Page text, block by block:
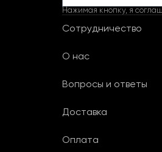
Нажимая кнопку, я
Сотрудничество
О нас
Вопросы и ответы
Доставка
Оплата